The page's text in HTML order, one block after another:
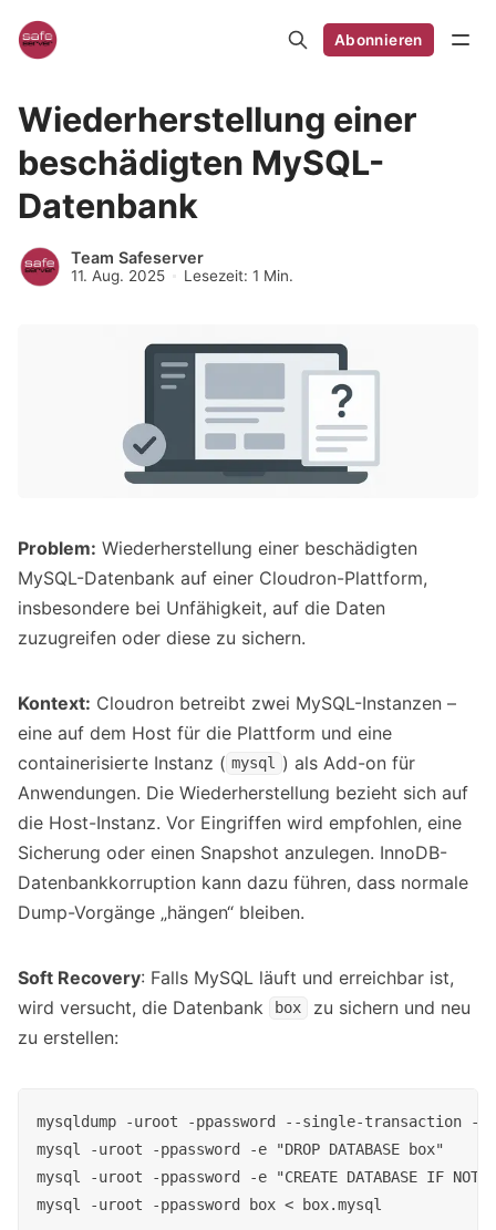
Abonnieren
Wiederherstellung einer
beschädigten MySQL-
Datenbank
Team Safeserver
11. Aug. 2025 Lesezeit: 1 Min.
Problem: Wiederherstellung einer beschädigten
MySQL-Datenbank auf einer Cloudron-Plattform,
insbesondere bei Unfähigkeit, auf die Daten
zuzugreifen oder diese zu sichern.
Kontext: Cloudron betreibt zwei MySQL-Instanzen –
eine auf dem Host für die Plattform und eine
containerisierte Instanz ( mysql ) als Add-on für
Anwendungen. Die Wiederherstellung bezieht sich auf
die Host-Instanz. Vor Eingriffen wird empfohlen, eine
Sicherung oder einen Snapshot anzulegen. InnoDB-
Datenbankkorruption kann dazu führen, dass normale
Dump-Vorgänge „hängen“ bleiben.
Soft Recovery: Falls MySQL läuft und erreichbar ist,
wird versucht, die Datenbank
box
zu sichern und neu
zu erstellen:
mysqldump -uroot -ppassword --single-transaction
mysql -uroot -ppassword -e "DROP DATABASE box"
mysql -uroot -ppassword -e "CREATE DATABASE IF NOT
mysql -uroot -ppassword box < box.mysql